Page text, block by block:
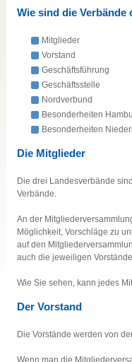
Wie sind die Verbände
Mitglieder
Vorstand
Geschäftsführung
Geschäftsstelle
Nordverbund
Besonderheiten
Besonderheiten
Die Mitglieder
Die drei Landesverbände
Verbände.
An der
Möglichkeit, Vorschläge zu
auf den
auch die jeweiligen
Wie Sie sehen, kann jedes
Der Vorstand
Die Vorstände werden von
Wenn man die